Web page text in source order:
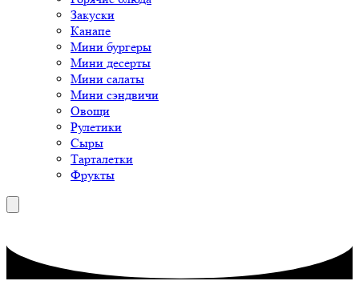
Закуски
Канапе
Мини бургеры
Мини десерты
Мини салаты
Мини сэндвичи
Овощи
Рулетики
Сыры
Тарталетки
Фрукты